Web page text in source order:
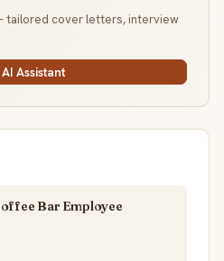
tailored cover letters, interview
Assistant
Bar Employee